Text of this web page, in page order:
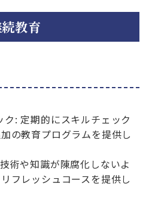
教育
: 定期的にスキルチェック
の教育プログラムを提供し
術や知識が陳腐化しないよ
フレッシュコースを提供し